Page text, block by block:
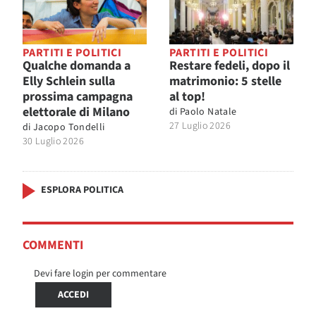
PARTITI E POLITICI
Qualche domanda a
Elly Schlein sulla
prossima campagna
elettorale di Milano
di Jacopo Tondelli
30 Luglio 2026
PARTITI E POLITICI
Restare fedeli, dopo il
matrimonio: 5 stelle
al top!
di Paolo Natale
27 Luglio 2026
ESPLORA POLITICA
COMMENTI
Devi fare login per commentare
ACCEDI